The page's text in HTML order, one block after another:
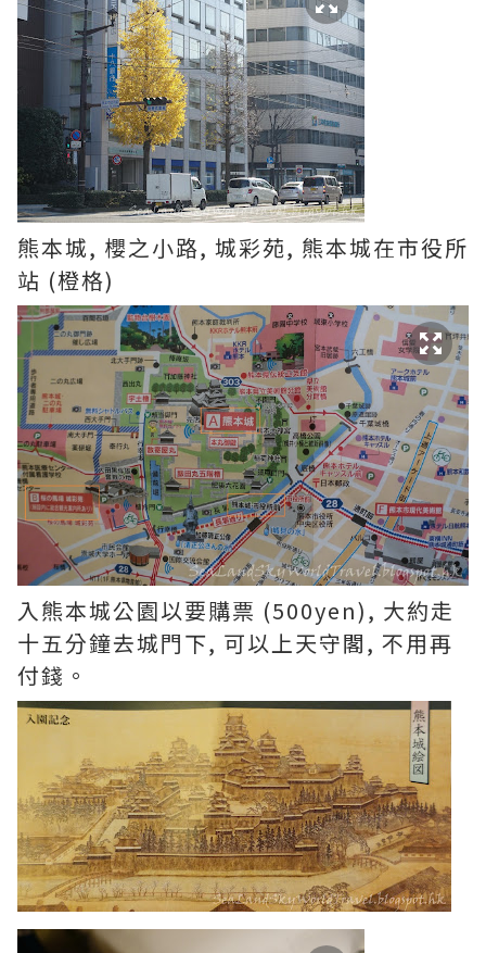
熊本城, 櫻之小路, 城彩苑, 熊本城在市役所
站 (橙格)
入熊本城公園以要購票 (500yen), 大約走
十五分鐘去城門下, 可以上天守閣, 不用再
付錢。